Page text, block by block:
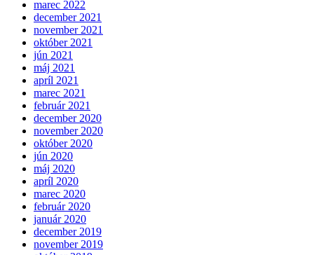
marec 2022
december 2021
november 2021
október 2021
jún 2021
máj 2021
apríl 2021
marec 2021
február 2021
december 2020
november 2020
október 2020
jún 2020
máj 2020
apríl 2020
marec 2020
február 2020
január 2020
december 2019
november 2019